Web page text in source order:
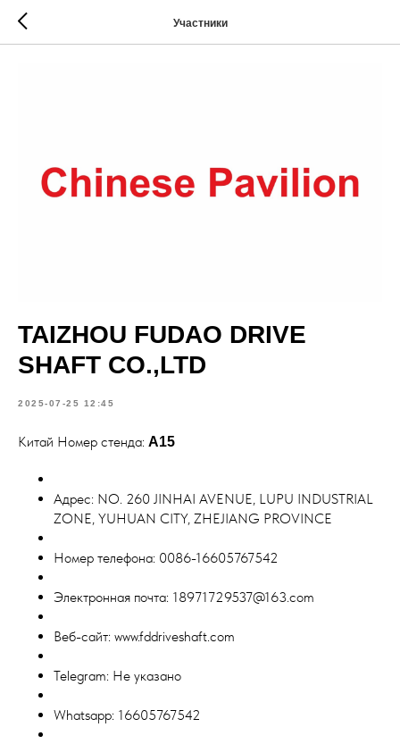
Участники
TAIZHOU FUDAO DRIVE
SHAFT CO.,LTD
2025-07-25 12:45
Китай Номер стенда: A15
Адрес: NO. 260 JINHAI AVENUE, LUPU INDUSTRIAL
ZONE, YUHUAN CITY, ZHEJIANG PROVINCE
Номер телефона: 0086-16605767542
Электронная почта: 18971729537@163.com
Веб-сайт: www.fddriveshaft.com
Telegram: Не указано
Whatsapp: 16605767542